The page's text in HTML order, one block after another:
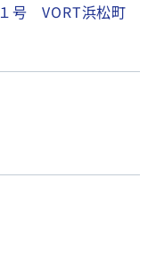
号 VORT浜松町